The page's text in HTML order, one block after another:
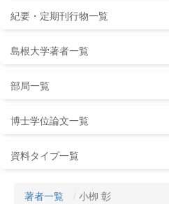
紀要・定期刊行物一覧
島根大学著者一覧
部局一覧
博士学位論文一覧
資料タイプ一覧
著者一覧 小栁 彰